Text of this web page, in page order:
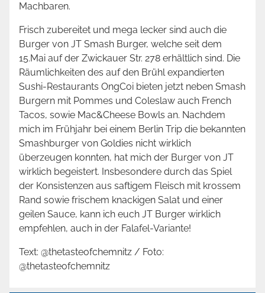
Machbaren.
Frisch zubereitet und mega lecker sind auch die
Burger von JT Smash Burger, welche seit dem
15.Mai auf der Zwickauer Str. 278 erhältlich sind. Die
Räumlichkeiten des auf den Brühl expandierten
Sushi-Restaurants OngCoi bieten jetzt neben Smash
Burgern mit Pommes und Coleslaw auch French
Tacos, sowie Mac&Cheese Bowls an. Nachdem
mich im Frühjahr bei einem Berlin Trip die bekannten
Smashburger von Goldies nicht wirklich
überzeugen konnten, hat mich der Burger von JT
wirklich begeistert. Insbesondere durch das Spiel
der Konsistenzen aus saftigem Fleisch mit krossem
Rand sowie frischem knackigen Salat und einer
geilen Sauce, kann ich euch JT Burger wirklich
empfehlen, auch in der Falafel-Variante!
Text: @thetasteofchemnitz / Foto:
@thetasteofchemnitz